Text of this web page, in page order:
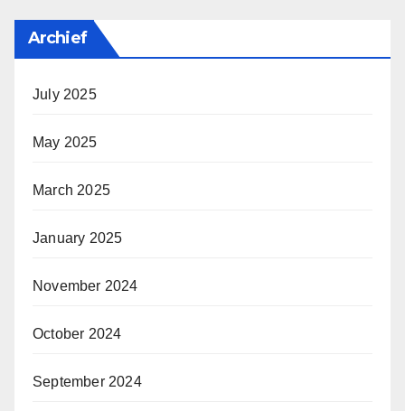
Archief
July 2025
May 2025
March 2025
January 2025
November 2024
October 2024
September 2024